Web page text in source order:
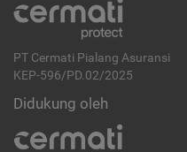
PT Cermati Pialang Asuransi
KEP-596/PD.02/2025
Didukung oleh